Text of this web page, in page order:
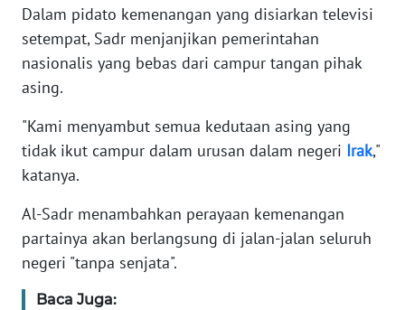
Dalam pidato kemenangan yang disiarkan televisi
setempat, Sadr menjanjikan pemerintahan
nasionalis yang bebas dari campur tangan pihak
asing.
"Kami menyambut semua kedutaan asing yang
tidak ikut campur dalam urusan dalam negeri Irak,"
katanya.
Al-Sadr menambahkan perayaan kemenangan
partainya akan berlangsung di jalan-jalan seluruh
negeri "tanpa senjata".
Baca Juga:
KAMI
PEDOMAN
MEDIA
REDAKSI
DISCLAIMER
Wahana